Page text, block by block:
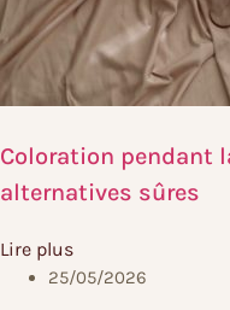
Coloration pendant
alternatives sûres
Lire plus
25/05/2026